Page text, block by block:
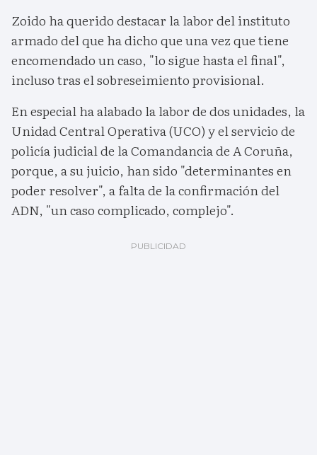
Zoido ha querido destacar la labor del instituto
armado del que ha dicho que una vez que tiene
encomendado un caso, "lo sigue hasta el final",
incluso tras el sobreseimiento provisional.
En especial ha alabado la labor de dos unidades, la
Unidad Central Operativa (UCO) y el servicio de
policía judicial de la Comandancia de A Coruña,
porque, a su juicio, han sido "determinantes en
poder resolver", a falta de la confirmación del
ADN, "un caso complicado, complejo".